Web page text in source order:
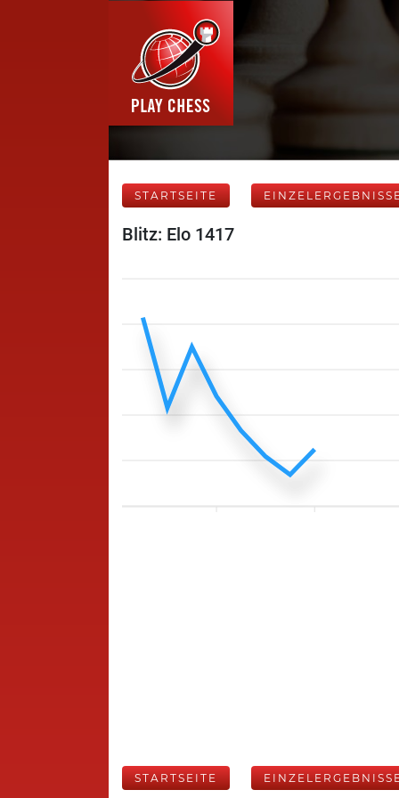
STARTSEITE
Blitz: Elo 1417
STARTSEITE